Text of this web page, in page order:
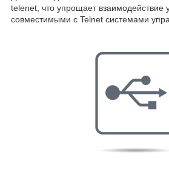
telenet, что упрощает взаимодействие
совместимыми с Telnet системами